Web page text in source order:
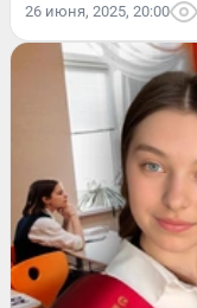
26 июня, 2025, 20:00